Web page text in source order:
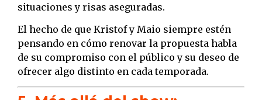
situaciones y risas aseguradas.
El hecho de que Kristof y Maio siempre estén
pensando en cómo renovar la propuesta habla
de su compromiso con el público y su deseo de
ofrecer algo distinto en cada temporada.